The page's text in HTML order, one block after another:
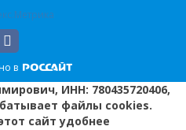
в
ИНН: 780435720406,
файлы cookies.
сайт удобнее